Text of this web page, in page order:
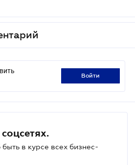
войти
в курсе всех бизнес-